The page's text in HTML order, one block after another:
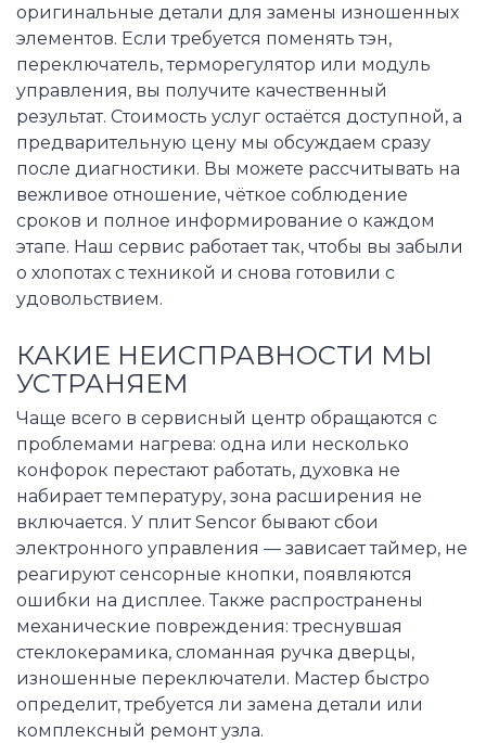
оригинальные детали для замены изношенных
элементов. Если требуется поменять тэн,
переключатель, терморегулятор или модуль
управления, вы получите качественный
результат. Стоимость услуг остаётся доступной, а
предварительную цену мы обсуждаем сразу
после диагностики. Вы можете рассчитывать на
вежливое отношение, чёткое соблюдение
сроков и полное информирование о каждом
этапе. Наш сервис работает так, чтобы вы забыли
о хлопотах с техникой и снова готовили с
удовольствием.
КАКИЕ НЕИСПРАВНОСТИ МЫ
УСТРАНЯЕМ
Чаще всего в сервисный центр обращаются с
проблемами нагрева: одна или несколько
конфорок перестают работать, духовка не
набирает температуру, зона расширения не
включается. У плит Sencor бывают сбои
электронного управления — зависает таймер, не
реагируют сенсорные кнопки, появляются
ошибки на дисплее. Также распространены
механические повреждения: треснувшая
стеклокерамика, сломанная ручка дверцы,
изношенные переключатели. Мастер быстро
определит, требуется ли замена детали или
комплексный ремонт узла.